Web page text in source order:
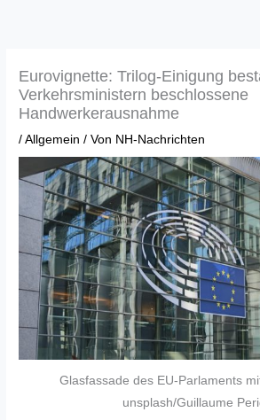
Eurovignette: Trilog-Einigung
Verkehrsministern beschlossene
Handwerkerausnahme
/Allgemein / Von NH-Nachrichten
Glasfassade des EU-Parlaments
unsplash/Guillaume